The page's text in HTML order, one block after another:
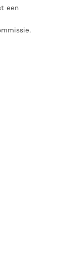
een